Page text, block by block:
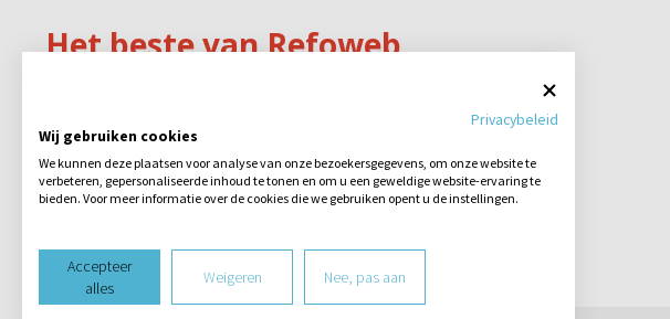
Privacybeleid
Wij gebruiken cookies
We kunnen deze plaatsen voor analyse van onze bezoekersgegevens, om onze website te
verbeteren, gepersonaliseerde inhoud te tonen en om u een geweldige website-ervaring te
bieden. Voor meer informatie over de cookies die we gebruiken opent u de instellingen.
Accepteer
alles
Weigeren Nee, pas aan